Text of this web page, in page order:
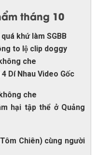
tháng 10
khứ làm SGBB
to lộ clip doggy
che
Dí Nhau Video Gốc
che
hại tập thể ở Quảng
Chiên) cùng người